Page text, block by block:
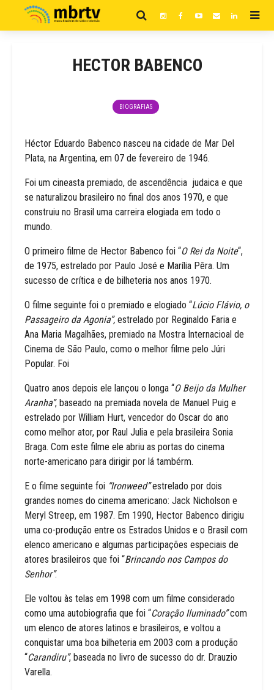
HECTOR BABENCO
BIOGRAFIAS
Héctor Eduardo Babenco nasceu na cidade de Mar Del
Plata, na Argentina, em 07 de fevereiro de 1946.
Foi um cineasta premiado, de ascendência judaica e que
se naturalizou brasileiro no final dos anos 1970, e que
construiu no Brasil uma carreira elogiada em todo o
mundo.
O primeiro filme de Hector Babenco foi “O Rei da Noite“,
de 1975, estrelado por Paulo José e Marília Pêra. Um
sucesso de crítica e de bilheteria nos anos 1970.
O filme seguinte foi o premiado e elogiado “Lúcio Flávio, o
Passageiro da Agonia”, estrelado por Reginaldo Faria e
Ana Maria Magalhães, premiado na Mostra Internacioal de
Cinema de São Paulo, como o melhor filme pelo Júri
Popular. Foi
Quatro anos depois ele lançou o longa “O Beijo da Mulher
Aranha”, baseado na premiada novela de Manuel Puig e
estrelado por William Hurt, vencedor do Oscar do ano
como melhor ator, por Raul Julia e pela brasileira Sonia
Braga. Com este filme ele abriu as portas do cinema
norte-americano para dirigir por lá tambérm.
E o filme seguinte foi “Ironweed”estrelado por dois
grandes nomes do cinema americano: Jack Nicholson e
Meryl Streep, em 1987. Em 1990, Hector Babenco dirigiu
uma co-produção entre os Estrados Unidos e o Brasil com
elenco americano e algumas participações especiais de
atores brasileiros que foi “Brincando nos Campos do
Senhor”.
Ele voltou às telas em 1998 com um filme considerado
como uma autobiografia que foi “Coração Iluminado”com
um elenco de atores latinos e brasileiros, e voltou a
conquistar uma boa bilheteria em 2003 com a produção
“Carandiru”, baseada no livro de sucesso do dr. Drauzio
Varella.